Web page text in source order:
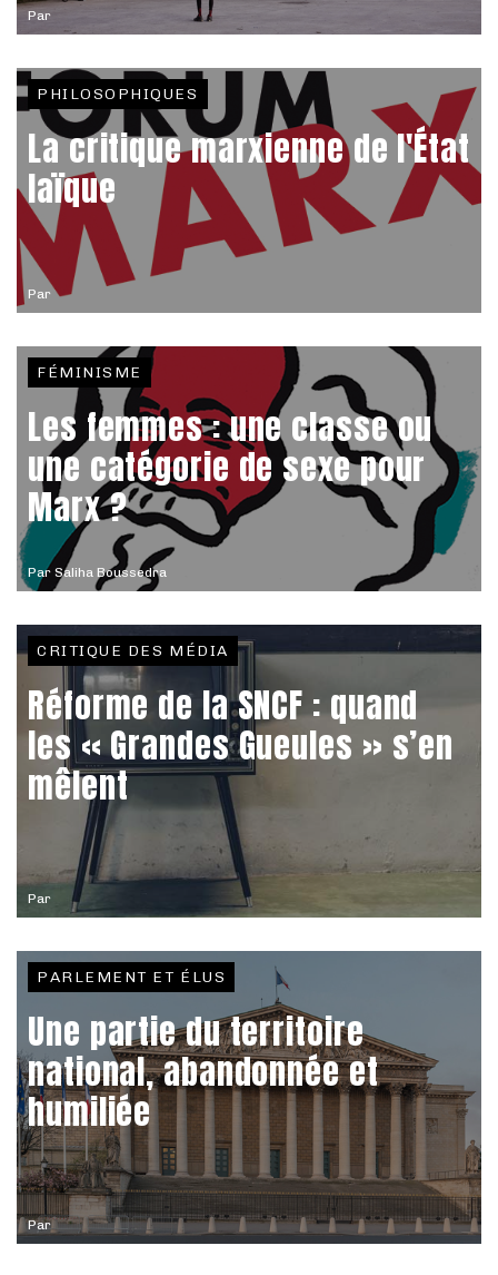
Par
Par
PHILOSOPHIQUES
La critique marxienne de l'État
laïque
Par Saliha Boussedra
FÉMINISME
Les femmes : une classe ou
une catégorie de sexe pour
Marx ?
Par
CRITIQUE DES MÉDIA
Réforme de la SNCF : quand
les « Grandes Gueules » s’en
mêlent
Par
PARLEMENT ET ÉLUS
Une partie du territoire
national, abandonnée et
humiliée